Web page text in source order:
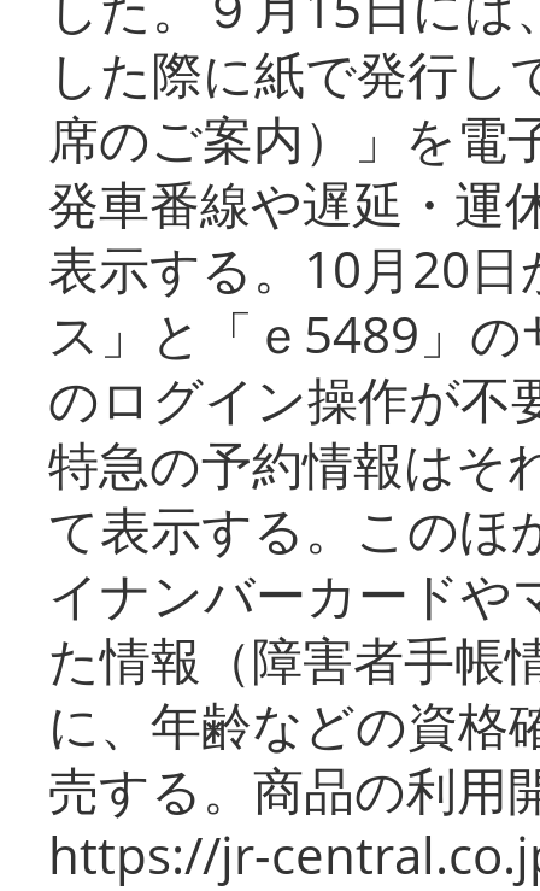
した際に紙で発行し
席のご案内）」を電
発車番線や遅延・運
表示する。10月20
ス」と「ｅ5489」
のログイン操作が不
特急の予約情報はそ
て表示する。このほ
イナンバーカードや
た情報（障害者手帳
に、年齢などの資格
売する。商品の利用
https://jr-